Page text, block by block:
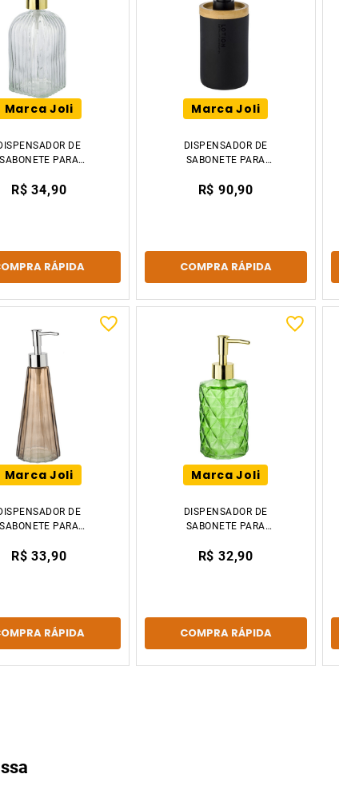
Marca Joli
DE
SABONETE PARA
LOÇÃO VIDRO
R$ 34,90
RÁPIDA
Marca Joli
DISPENSADOR DE
SABONETE PARA
LOÇÃO 17CM TIKLAR
R$ 90,90
COMPRA RÁPIDA
Marca Joli
DE
SABONETE PARA
VIDRO CINZA
R$ 33,90
RÁPIDA
Marca Joli
DISPENSADOR DE
SABONETE PARA
LOÇÃO VIDRO VERDE
R$ 32,90
COMPRA RÁPIDA